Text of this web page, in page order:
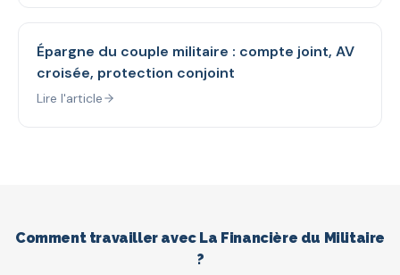
Épargne du couple militaire : compte joint, AV
croisée, protection conjoint
Lire l'article
Comment travailler avec La Financière du Militaire
?